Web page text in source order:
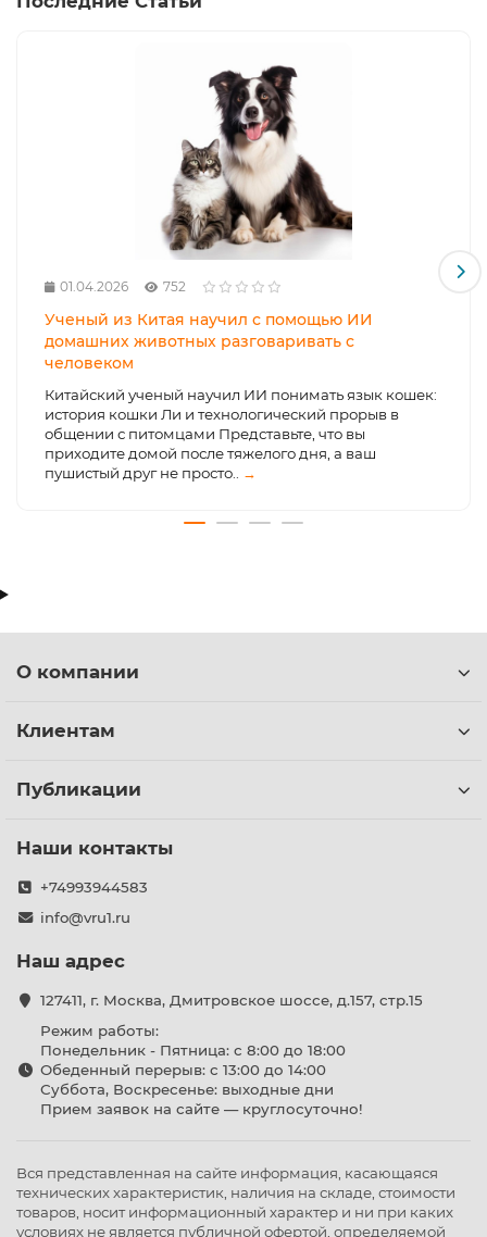
01.04.2026 752
Ученый из Китая научил с помощью ИИ
домашних животных разговаривать с
человеком
Китайский ученый научил ИИ понимать язык кошек:
история кошки Ли и технологический прорыв в
общении с питомцами Представьте, что вы
приходите домой после тяжелого дня, а ваш
пушистый друг не просто..
→
О компании
Клиентам
Публикации
Наши контакты
+74993944583
info@vru1.ru
Наш адрес
127411, г. Москва, Дмитровское шоссе, д.157, стр.15
Режим работы:
Понедельник - Пятница: с 8:00 до 18:00
Обеденный перерыв: с 13:00 до 14:00
Суббота, Воскресенье: выходные дни
Прием заявок на сайте — круглосуточно!
Вся представленная на сайте информация, касающаяся
технических характеристик, наличия на складе, стоимости
товаров, носит информационный характер и ни при каких
условиях не является публичной офертой, определяемой